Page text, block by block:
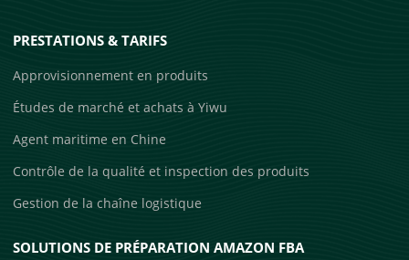
PRESTATIONS & TARIFS
Approvisionnement en produits
Études de marché et achats à Yiwu
Agent maritime en Chine
Contrôle de la qualité et inspection des produits
Gestion de la chaîne logistique
SOLUTIONS DE PRÉPARATION AMAZON FBA